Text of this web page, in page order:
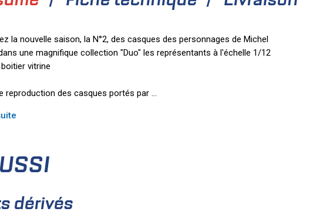
la nouvelle saison, la N°2, des casques des personnages de Michel
une magnifique collection "Duo" les représentants à l'échelle 1/12
vitrine
reproduction des casques portés par
dérivés